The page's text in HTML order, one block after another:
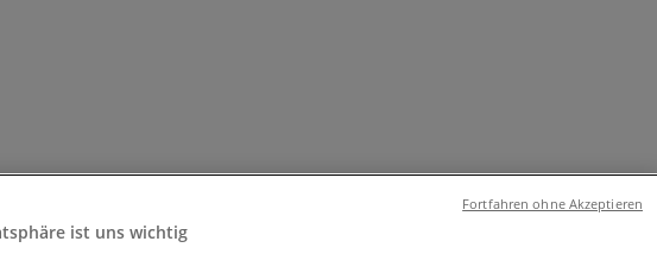
ist uns wichtig
Fortfahren ohne Akzeptieren